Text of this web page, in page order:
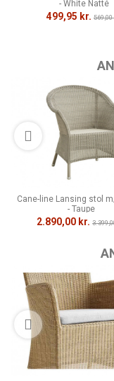
- White Natté
499,95 kr.
Cane-line Lansing stol
- Taupe
2.890,00 kr.